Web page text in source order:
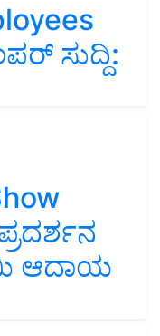
ಸುದ್ದಿ:
ಆದಾಯ